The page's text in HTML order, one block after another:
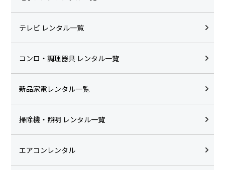
テレビ レンタル一覧
コンロ・調理器具 レンタル一覧
新品家電レンタル一覧
掃除機・照明 レンタル一覧
エアコンレンタル